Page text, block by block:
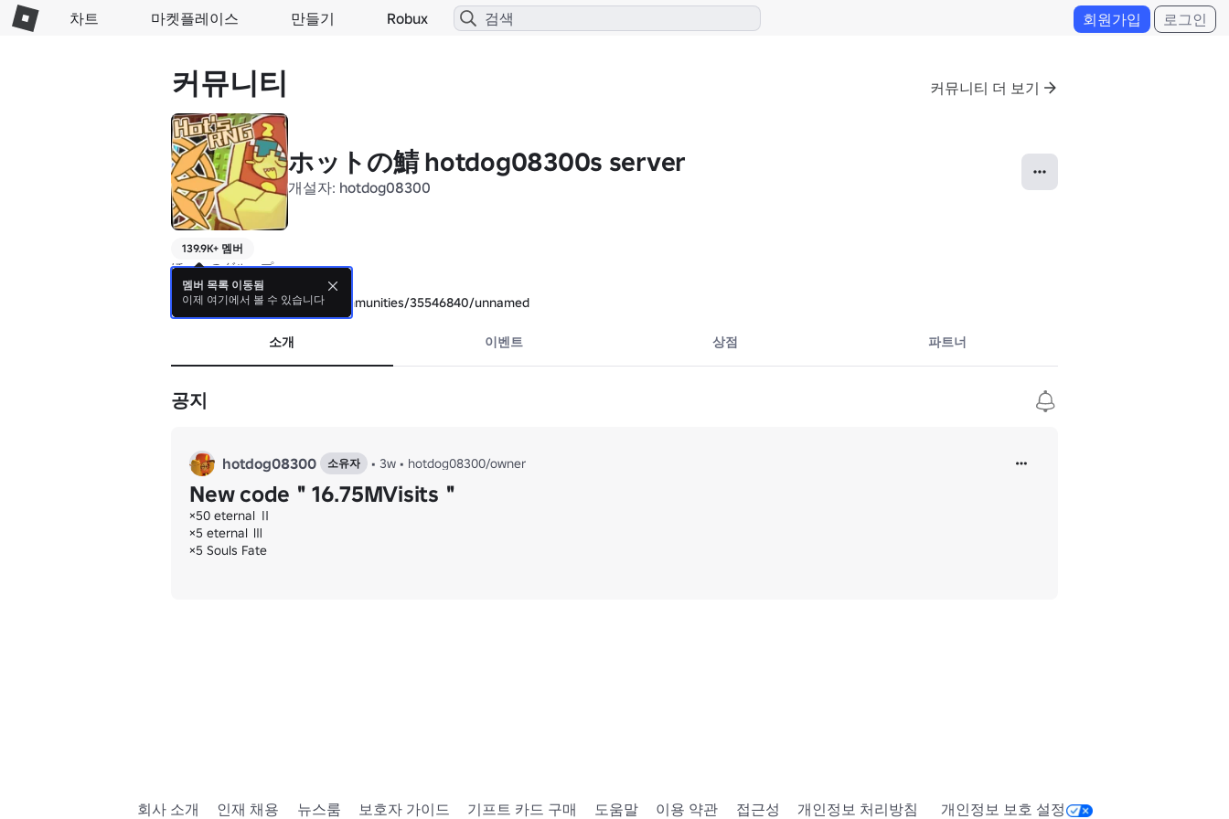
차트 마켓플레이스 만들기 Robux 회원가입 로그인
커뮤니티 커뮤니티 더 보기
ホットの鯖 hotdog08300s server
개설자: hotdog08300
139.9K+ 멤버
ほっとのグループ
https://www.roblox.com/ja/communities/35546840/unnamed
소개 이벤트 상점 파트너
공지
hotdog08300 소유자 • 3w • hotdog08300/owner
New code＂16.75MVisits＂
×50 eternal Ⅱ
×5 eternal Ⅲ
×5 Souls Fate
회사 소개 인재 채용 뉴스룸 보호자 가이드 기프트 카드 구매 도움말 이용 약관 접근성 개인정보 처리방침 개인정보 보호 설정
멤버 목록 이동됨
이제 여기에서 볼 수 있습니다